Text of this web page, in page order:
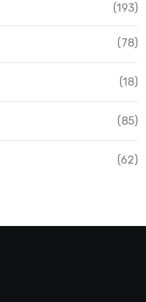
(193)
(78)
(18)
(85)
(62)